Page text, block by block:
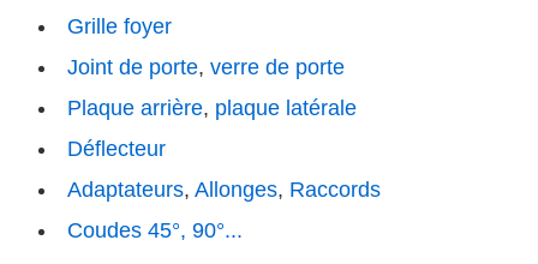
Grille foyer
Joint de porte, verre de porte
Plaque arrière, plaque latérale
Déflecteur
Adaptateurs, Allonges, Raccords
Coudes 45°, 90°...